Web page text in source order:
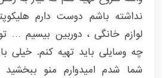
نداشته باشم دوست دارم
لوازم خانگی ، دوربین بیسیم …
چه وسایلی باید تهیه کنم. خیلی
شما شدم امیدوارم منو